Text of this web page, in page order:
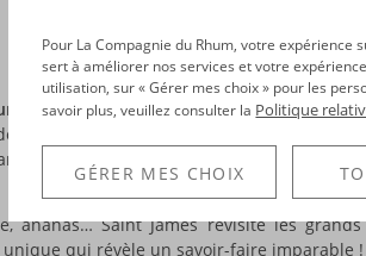
arrangésont reçu il y a quelques
élaborés à partir de fruits
ananas… Saint James revisite les grands
qui révèle un savoir-faire imparable !
Pour La Compagnie du Rhum, votre expérience
sert à améliorer nos services et votre
utilisation, sur « Gérer mes choix » pour les
savoir plus, veuillez consulter la Politique
GÉRER MES CHOIX